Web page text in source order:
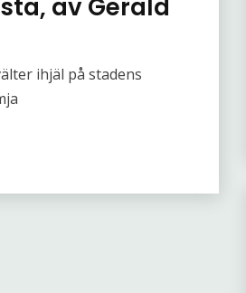
av Gerald
ihjäl på stadens